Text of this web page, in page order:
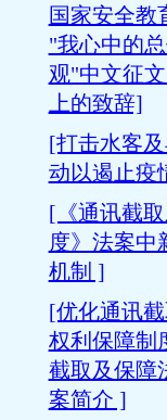
国家安全教
"我心中的
观"中文征
上的致辞]
[打击水客
动以遏止疫
[《通讯截
度》法案中
机制 ]
[优化通讯
权利保障
截取及保障
案简介 ]